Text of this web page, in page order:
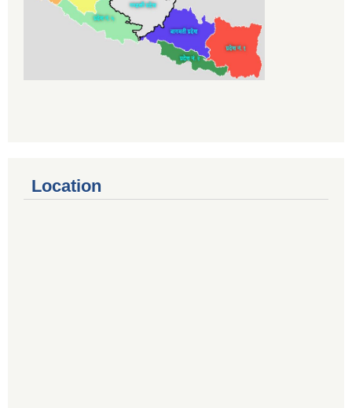
Location